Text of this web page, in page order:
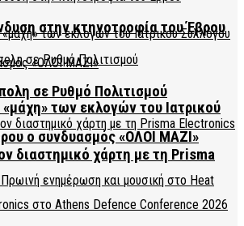
των εκλογών του Ιατρικού
ο συνδυασμός «ΟΛΟΙ ΜΑΖΙ»
στην κτηνοτροφία του Έβρου
σε Ρυθμό Πολιτισμού
διαστημικό χάρτη με τη Prisma